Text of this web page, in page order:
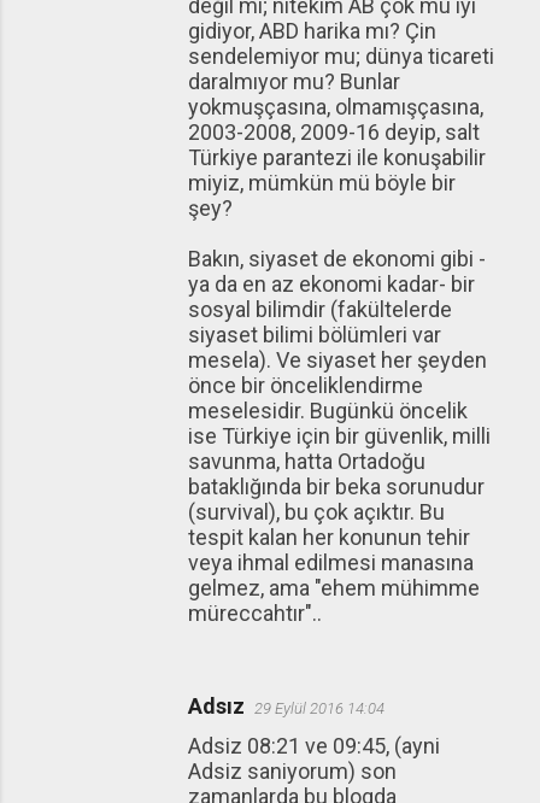
değil mi; nitekim AB çok mu iyi
gidiyor, ABD harika mı? Çin
sendelemiyor mu; dünya ticareti
daralmıyor mu? Bunlar
yokmuşçasına, olmamışçasına,
2003-2008, 2009-16 deyip, salt
Türkiye parantezi ile konuşabilir
miyiz, mümkün mü böyle bir
şey?
Bakın, siyaset de ekonomi gibi -
ya da en az ekonomi kadar- bir
sosyal bilimdir (fakültelerde
siyaset bilimi bölümleri var
mesela). Ve siyaset her şeyden
önce bir önceliklendirme
meselesidir. Bugünkü öncelik
ise Türkiye için bir güvenlik, milli
savunma, hatta Ortadoğu
bataklığında bir beka sorunudur
(survival), bu çok açıktır. Bu
tespit kalan her konunun tehir
veya ihmal edilmesi manasına
gelmez, ama "ehem mühimme
müreccahtır"..
Adsız 29 Eylül 2016 14:04
Adsiz 08:21 ve 09:45, (ayni
Adsiz saniyorum) son
zamanlarda bu blogda